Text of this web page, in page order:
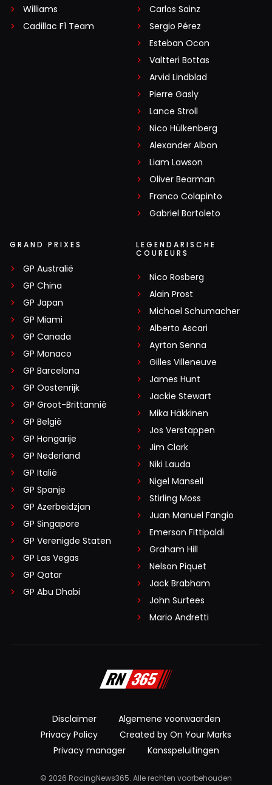
Williams
Cadillac F1 Team
Carlos Sainz
Sergio Pérez
Esteban Ocon
Valtteri Bottas
Arvid Lindblad
Pierre Gasly
Lance Stroll
Nico Hülkenberg
Alexander Albon
Liam Lawson
Oliver Bearman
Franco Colapinto
Gabriel Bortoleto
GRAND PRIXES
GP Australië
GP China
GP Japan
GP Miami
GP Canada
GP Monaco
GP Barcelona
GP Oostenrijk
GP Groot-Brittannië
GP België
GP Hongarije
GP Nederland
GP Italië
GP Spanje
GP Azerbeidzjan
GP Singapore
GP Verenigde Staten
GP Las Vegas
GP Qatar
GP Abu Dhabi
LEGENDARISCHE
COUREURS
Nico Rosberg
Alain Prost
Michael Schumacher
Alberto Ascari
Ayrton Senna
Gilles Villeneuve
James Hunt
Jackie Stewart
Mika Häkkinen
Jos Verstappen
Jim Clark
Niki Lauda
Nigel Mansell
Stirling Moss
Juan Manuel Fangio
Emerson Fittipaldi
Graham Hill
Nelson Piquet
Jack Brabham
John Surtees
Mario Andretti
Disclaimer
Algemene voorwaarden
Privacy Policy
Created by On Your Marks
Privacy manager
Kansspeluitingen
© 2026 RacingNews365. Alle rechten voorbehouden